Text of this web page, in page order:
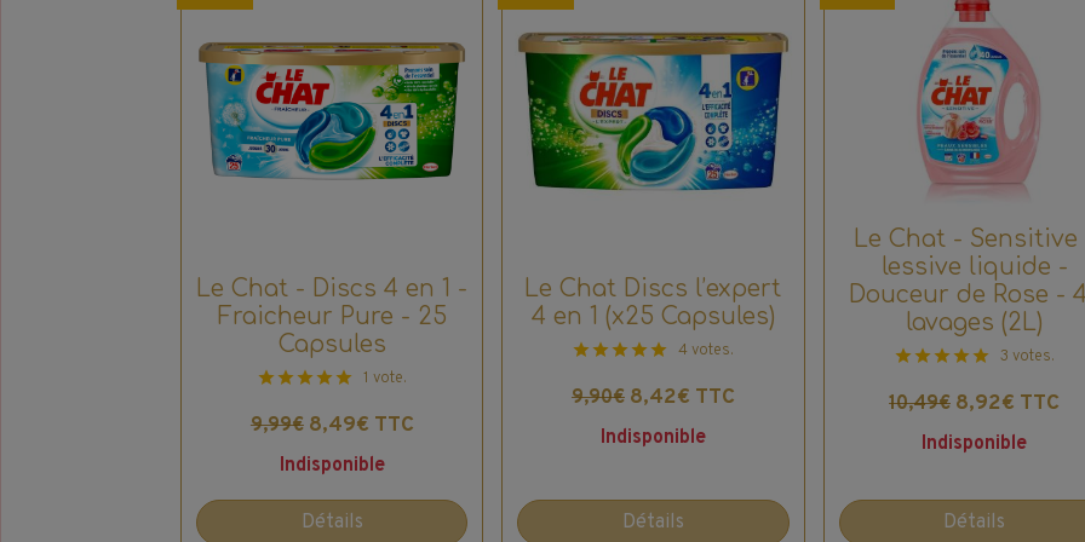
Le Chat - Discs 4 en 1 -
Fraicheur Pure - 25
Capsules
1 vote.
9,99€ 8,49€ TTC
Indisponible
Détails
Le Chat Discs l’expert
4 en 1 (x25 Capsules)
4 votes.
9,90€ 8,42€ TTC
Indisponible
Détails
Le Chat - Sensitive
lessive liquide -
Douceur de Rose -
lavages (2L)
3 votes.
10,49€ 8,92€ TTC
Indisponible
Détails